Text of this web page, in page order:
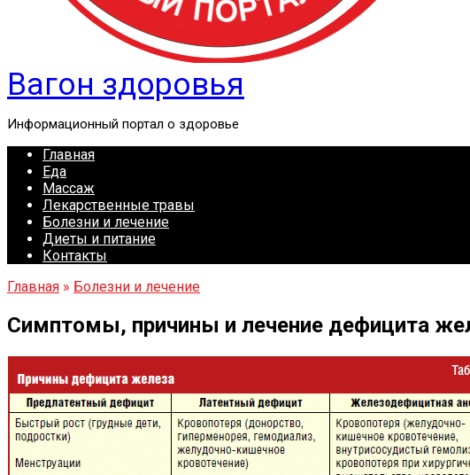
Вагон здоровья
Информационный портал о здоровье
Главная
Еда
Массаж
Лекарственные травы
Болезни и лечение
Диеты и питание
Контакты
Главная » Болезни и лечение
Симптомы, причины и лечение дефицита